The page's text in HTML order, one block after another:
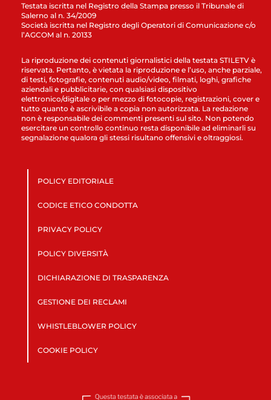
Testata iscritta nel Registro della Stampa presso il Tribunale di
Salerno al n. 34/2009
Società iscritta nel Registro degli Operatori di Comunicazione c/o
l’AGCOM al n. 20133
La riproduzione dei contenuti giornalistici della testata STILETV è
riservata. Pertanto, è vietata la riproduzione e l’uso, anche parziale,
di testi, fotografie, contenuti audio/video, filmati, loghi, grafiche
aziendali e pubblicitarie, con qualsiasi dispositivo
elettronico/digitale o per mezzo di fotocopie, registrazioni, cover e
tutto quanto è ascrivibile a copia non autorizzata. La redazione
non è responsabile dei commenti presenti sul sito. Non potendo
esercitare un controllo continuo resta disponibile ad eliminarli su
segnalazione qualora gli stessi risultano offensivi e oltraggiosi.
POLICY EDITORIALE
CODICE ETICO CONDOTTA
PRIVACY POLICY
POLICY DIVERSITÀ
DICHIARAZIONE DI TRASPARENZA
GESTIONE DEI RECLAMI
WHISTLEBLOWER POLICY
COOKIE POLICY